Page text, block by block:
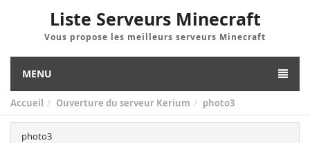
Liste Serveurs Minecraft
Vous propose les meilleurs serveurs Minecraft
MENU
Accueil Ouverture du serveur Kerium photo3
photo3